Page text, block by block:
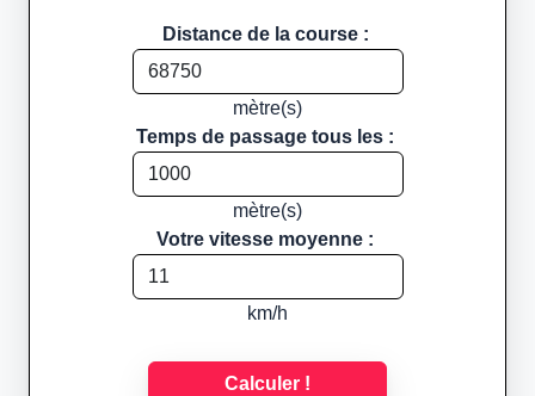
Distance de la course :
mètre(s)
Temps de passage tous les :
mètre(s)
Votre vitesse moyenne :
km/h
Calculer !